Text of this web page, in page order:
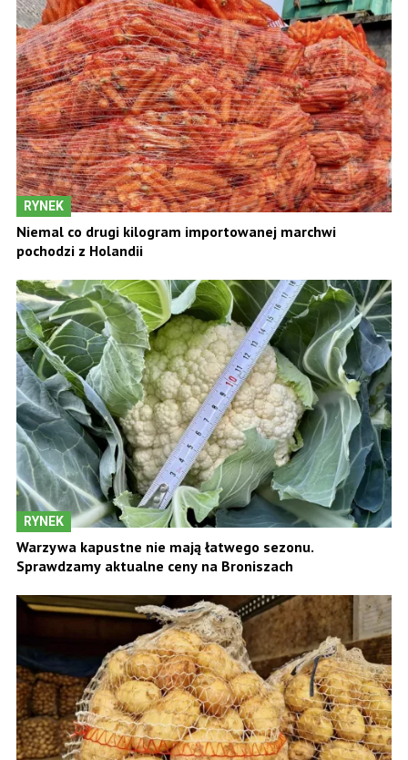
RYNEK
Niemal co drugi kilogram importowanej marchwi
pochodzi z Holandii
RYNEK
Warzywa kapustne nie mają łatwego sezonu.
Sprawdzamy aktualne ceny na Broniszach